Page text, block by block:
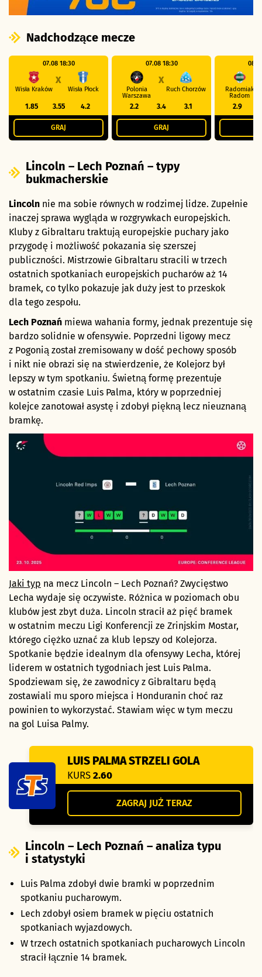
Nadchodzące mecze
07.08 18:30
Wisła Kraków
X
Wisła Płock
1.85 3.55 4.2
GRAJ
07.08 18:30
Polonia
Warszawa
X
Ruch Chorzów
2.2 3.4 3.1
GRAJ
Radomiak
Radom
2.9
Lincoln – Lech Poznań – typy
bukmacherskie
Lincoln nie ma sobie równych w rodzimej lidze. Zupełnie
inaczej sprawa wygląda w rozgrywkach europejskich.
Kluby z Gibraltaru traktują europejskie puchary jako
przygodę i możliwość pokazania się szerszej
publiczności. Mistrzowie Gibraltaru stracili w trzech
ostatnich spotkaniach europejskich pucharów aż 14
bramek, co tylko pokazuje jak duży jest to przeskok
dla tego zespołu.
Lech Poznań miewa wahania formy, jednak prezentuje się
bardzo solidnie w ofensywie. Poprzedni ligowy mecz
z Pogonią został zremisowany w dość pechowy sposób
i nikt nie obrazi się na stwierdzenie, że Kolejorz był
lepszy w tym spotkaniu. Świetną formę prezentuje
w ostatnim czasie Luis Palma, który w poprzedniej
kolejce zanotował asystę i zdobył piękną lecz nieuznaną
bramkę.
Jaki typ na mecz Lincoln – Lech Poznań? Zwycięstwo
Lecha wydaje się oczywiste. Różnica w poziomach obu
klubów jest zbyt duża. Lincoln stracił aż pięć bramek
w ostatnim meczu Ligi Konferencji ze Zrinjskim Mostar,
którego ciężko uznać za klub lepszy od Kolejorza.
Spotkanie będzie idealnym dla ofensywy Lecha, której
liderem w ostatnich tygodniach jest Luis Palma.
Spodziewam się, że zawodnicy z Gibraltaru będą
zostawiali mu sporo miejsca i Honduranin choć raz
powinien to wykorzystać. Stawiam więc w tym meczu
na gol Luisa Palmy.
LUIS PALMA STRZELI GOLA
KURS 2.60
ZAGRAJ JUŻ TERAZ
Lincoln – Lech Poznań – analiza typu
i statystyki
Luis Palma zdobył dwie bramki w poprzednim
spotkaniu pucharowym.
Lech zdobył osiem bramek w pięciu ostatnich
spotkaniach wyjazdowych.
W trzech ostatnich spotkaniach pucharowych Lincoln
stracił łącznie 14 bramek.